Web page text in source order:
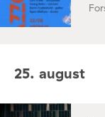
25. august